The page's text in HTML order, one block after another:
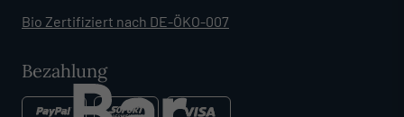
Bio Zertifiziert nach DE-ÖKO-007
Bezahlung